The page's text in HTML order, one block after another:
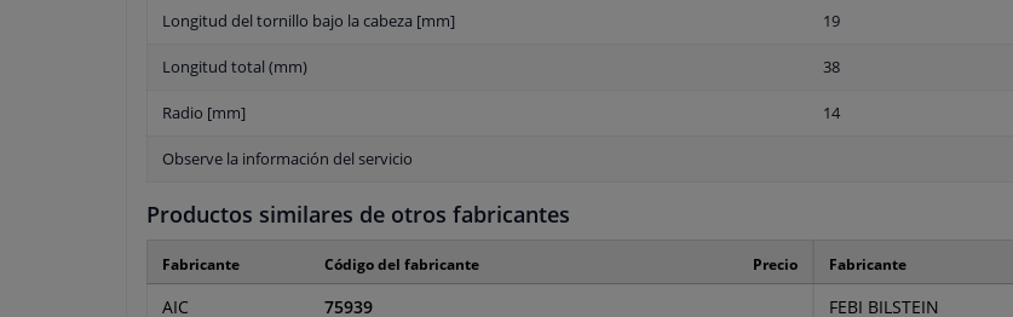
Longitud del tornillo bajo la cabeza [mm] 19
Longitud total (mm) 38
Radio [mm] 14
Observe la información del servicio
Productos similares de otros fabricantes
Fabricante Código del fabricante Precio
AIC 75939
Fabricante
FEBI BILSTEIN